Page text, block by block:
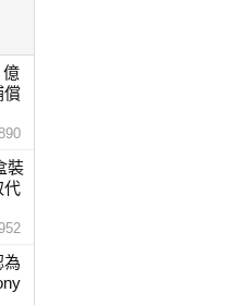
億
償
裝
代